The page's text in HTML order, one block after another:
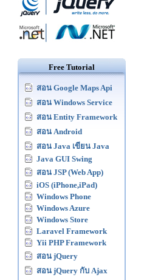
Free Tutorial
สอน Google Maps Api
สอน Windows Service
สอน Entity Framework
สอน Android
สอน Java เขียน Java
Java GUI Swing
สอน JSP (Web App)
iOS (iPhone,iPad)
Windows Phone
Windows Azure
Windows Store
Laravel Framework
Yii PHP Framework
สอน jQuery
สอน jQuery กับ Ajax